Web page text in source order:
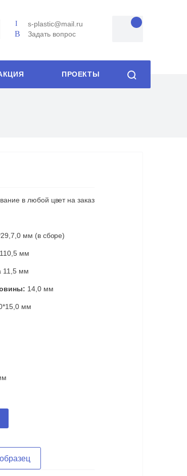
s-plastic@mail.ru
Задать вопрос
ПРОЕКТЫ
в любой цвет на заказ
мм (в сборе)
110,5 мм
11,5 мм
14,0 мм
мм